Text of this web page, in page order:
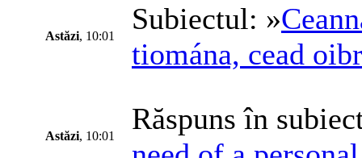
Astăzi, 10:01
Subiectul: »
tiomána, cead
Astăzi, 10:01
Răspuns în